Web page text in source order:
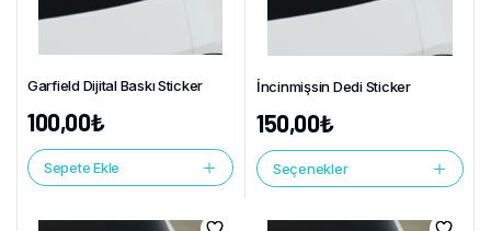
Garfield Dijital Baskı Sticker
100,00₺
Sepete Ekle
İncinmişsin Dedi Sticker
150,00₺
Seçenekler